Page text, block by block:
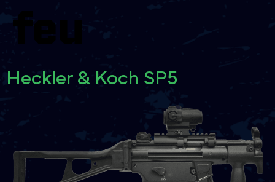
feu
Heckler & Koch SP5